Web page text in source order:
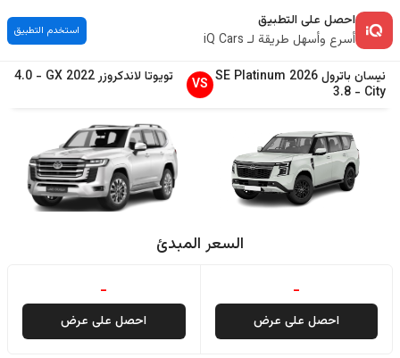
احصل على التطبيق
أسرع وأسهل طريقة لـ iQ Cars
استخدم التطبيق
نيسان باترول2026
SE Platinum
City
-
3.8
VS تويوتالاندكروزر2022
GX
-
4.0
السعر المبدئ
-
احصل على عرض
-
احصل على عرض